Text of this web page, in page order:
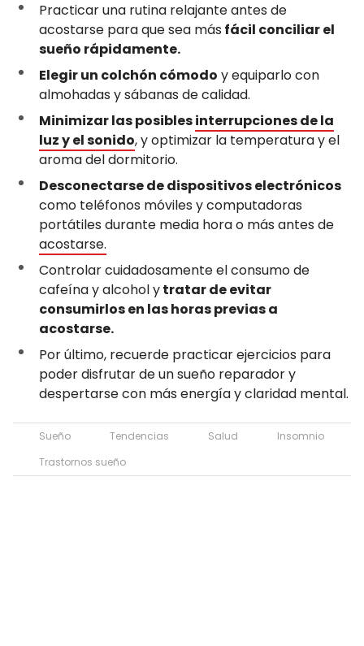
Practicar una rutina relajante antes de
acostarse para que sea más fácil conciliar el
sueño rápidamente.
Elegir un colchón cómodo y equiparlo con
almohadas y sábanas de calidad.
Minimizar las posiblesinterrupciones de la
luz y el sonido, y optimizar la temperatura y el
aroma del dormitorio.
Desconectarse de dispositivos electrónicos
como teléfonos móviles y computadoras
portátiles durante media hora o más antes de
acostarse.
Controlar cuidadosamente el consumo de
cafeína y alcohol ytratar de evitar
consumirlos en las horas previas a
acostarse.
Por último, recuerde practicar ejercicios para
poder disfrutar de un sueño reparador y
despertarse con más energía y claridad mental.
Sueño Tendencias Salud
Insomnio
Trastornos sueño